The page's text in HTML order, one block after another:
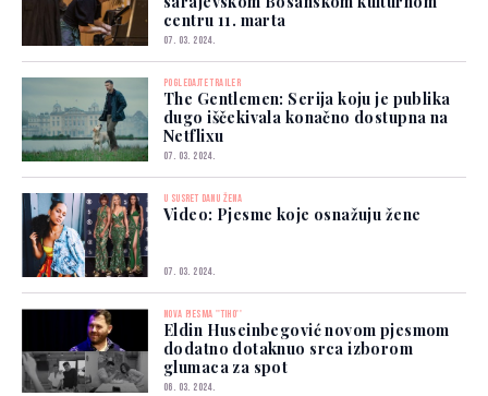
centru 11. marta
07. 03. 2024.
POGLEDAJTE TRAILER
The Gentlemen: Serija koju je publika
dugo iščekivala konačno dostupna na
Netflixu
07. 03. 2024.
U SUSRET DANU ŽENA
Video: Pjesme koje osnažuju žene
07. 03. 2024.
NOVA PJESMA ''TIHO''
Eldin Huseinbegović novom pjesmom
dodatno dotaknuo srca izborom
glumaca za spot
06. 03. 2024.